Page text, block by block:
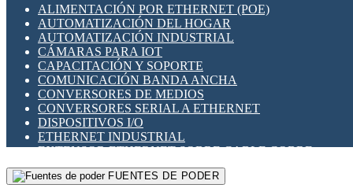
SENSORES INDUCTIVOS
TEMPORIZADORES
VARIACS
VARIADORES DE FRECUENCIA [VDF]
SECCIONADORES - INTERRUPTORES
MAQUINARIA
HERRAMIENTAS VARIAS
ILUMINACIÓN LED
INTERRUPTORES REED
INTERFACES DE RELÉ
OTROS RELÉS
PROTECCIÓN TÉRMICA
RELÉS AUTOMOTRICES
RELÉS DE SEÑAL
RELÉS DE ESTADO SÓLIDO SSR
RELÉS INDUSTRIALES
RELÉS MINIATURA DE POTENCIA
SENSORES MAGNÉTICOS
ALIMENTACIÓN POR ETHERNET (POE)
AUTOMATIZACIÓN DEL HOGAR
AUTOMATIZACIÓN INDUSTRIAL
CÁMARAS PARA IOT
CAPACITACIÓN Y SOPORTE
COMUNICACIÓN BANDA ANCHA
CONVERSORES DE MEDIOS
CONVERSORES SERIAL A ETHERNET
DISPOSITIVOS I/O
ETHERNET INDUSTRIAL
EXTENSOR ETHERNET SOBRE CABLE COBRE
GATEWAY LORAWAN
GESTIÓN DE REDESFUENTES DE PODER